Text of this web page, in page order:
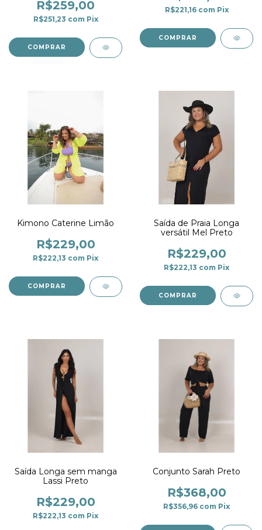
R$259,00
R$251,23 com Pix
COMPRAR
R$221,16 com Pix
COMPRAR
Kimono Caterine Limão
R$229,00
R$222,13 com Pix
COMPRAR
Saída de Praia Longa
versátil Mel Preto
R$229,00
R$222,13 com Pix
COMPRAR
Saída Longa sem manga
Lassi Preto
R$229,00
R$222,13 com Pix
Conjunto Sarah Preto
R$368,00
R$356,96 com Pix